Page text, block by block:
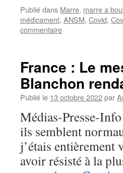
Publié dans Marre, marre a
médicament, ANSM, Covid,
commentaire
France : Le
Blanchon
Publié le 13 octobre 2022par
Médias-Presse-
ils semblent
j’étais entièrement
avoir résisté à la